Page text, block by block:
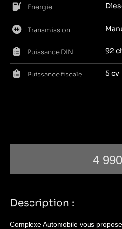
Énergie
Transmission
Puissance DIN 92
Puissance fiscale 5 cv
4
Description :
Complexe Automobile vous